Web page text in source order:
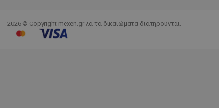
2026 © Copyright mexen.gr λα τα δικαιώματα διατηρούνται.